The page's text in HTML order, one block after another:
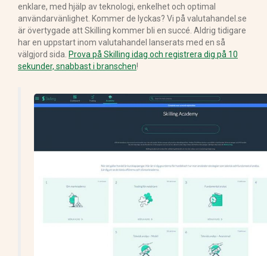
enklare, med hjälp av teknologi, enkelhet och optimal
användarvänlighet. Kommer de lyckas? Vi på valutahandel.se
är övertygade att Skilling kommer bli en succé. Aldrig tidigare
har en uppstart inom valutahandel lanserats med en så
välgjord sida. Prova på Skilling idag och registrera dig på 10
sekunder, snabbast i branschen!